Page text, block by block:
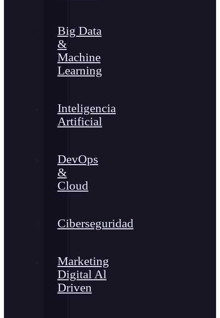
Big Data
&
Machine
Learning
Inteligencia
Artificial
DevOps
&
Cloud
Ciberseguridad
Marketing
Digital Al
Driven